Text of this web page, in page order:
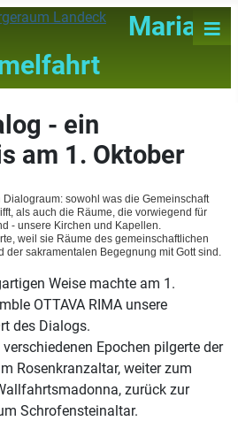
Maria≡
- ein
am 1. Oktober
sowohl was die Gemeinschaft
als auch die Räume, die vorwiegend für
- unsere Kirchen und Kapellen.
weil sie Räume des gemeinschaftlichen
der sakramentalen Begegnung mit Gott sind.
Weise machte am 1.
OTTAVA RIMA unsere
des Dialogs.
Epochen pilgerte der
Rosenkranzaltar, weiter zum
zurück zur
Schrofensteinaltar.